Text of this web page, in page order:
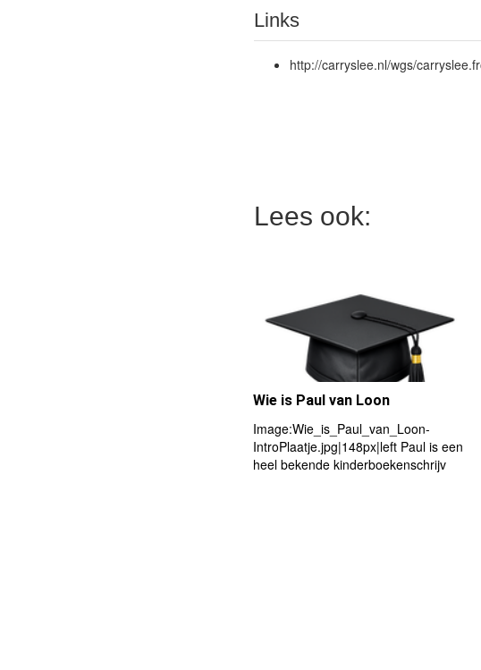
Links
http://carryslee.nl/wgs/
Lees ook:
Wie is Paul van Loon
Image:Wie_is_Paul_van_Loon-
IntroPlaatje.jpg|148px|left Paul is een
heel bekende kinderboekenschrijv